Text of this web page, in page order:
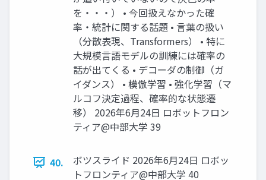
を・・・） • 今回扱えなかった確
率・統計に関する話題 • 言葉の扱い
（分散表現、Transformers） • 特に
大規模言語モデルの訓練には確率の
話が出てくる • デコーダの制御（ガ
イダンス） • 模倣学習 • 強化学習（マ
ルコフ決定過程、確率的な状態遷
移） 2026年6月24日 ロボットフロン
ティア@中部大学 39
40.
ボツスライド 2026年6月24日 ロボッ
トフロンティア@中部大学 40